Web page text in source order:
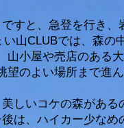
すと、急登を行き、
い山CLUBでは、森の
山小屋や売店のある
望のよい場所まで進
しいコケの森がある
は、ハイカー少なめ